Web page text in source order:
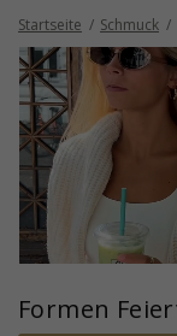
Startseite Schmuck
Formen